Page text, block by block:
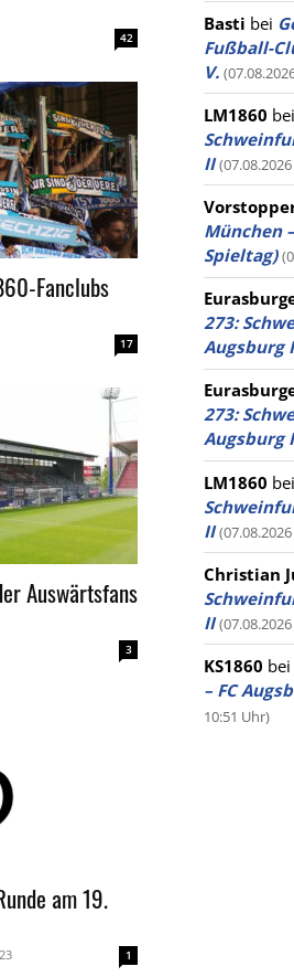
42
Fanclubs
17
Auswärtsfans
3
am 19.
1
Basti bei
Fußball-
V.
LM1860 bei
II
München
Spieltag)
273:
Augsburg
273:
Augsburg
LM1860 bei
II
Christian
II
KS1860 bei
– FC
10:51 Uhr)